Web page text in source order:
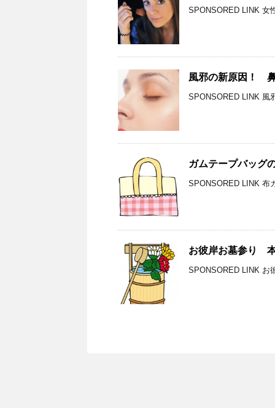
SPONSORED LINK 女
風邪の新原因！
SPONSORED LINK 風
ガムテープバッグ
SPONSORED LINK 布
お彼岸お墓参り 本
SPONSORED LINK お